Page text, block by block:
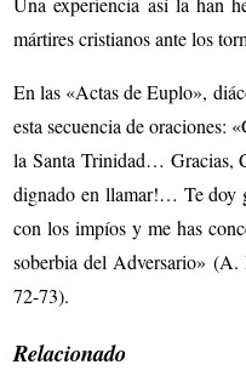
mártires cristianos ante los
En las «Actas de Euplo»,
esta secuencia de
la Santa Trinidad… Gracias,
dignado en llamar!… Te doy
con los impíos y me has
soberbia del Adversario»
72-73).
Relacionado